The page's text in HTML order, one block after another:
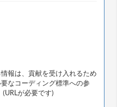
報は、貢献を受け入れるため
なコーディング標準への参
が必要です)